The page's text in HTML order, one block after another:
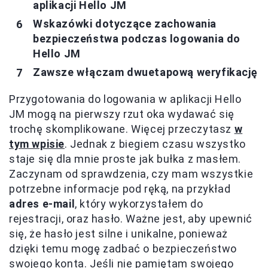
aplikacji Hello JM
Wskazówki dotyczące zachowania
bezpieczeństwa podczas logowania do
Hello JM
Zawsze włączam dwuetapową weryfikację
Przygotowania do logowania w aplikacji Hello
JM mogą na pierwszy rzut oka wydawać się
trochę skomplikowane. Więcej przeczytasz w
tym wpisie. Jednak z biegiem czasu wszystko
staje się dla mnie proste jak bułka z masłem.
Zaczynam od sprawdzenia, czy mam wszystkie
potrzebne informacje pod ręką, na przykład
adres e-mail , który wykorzystałem do
rejestracji, oraz hasło. Ważne jest, aby upewnić
się, że hasło jest silne i unikalne, ponieważ
dzięki temu mogę zadbać o bezpieczeństwo
swojego konta. Jeśli nie pamiętam swojego